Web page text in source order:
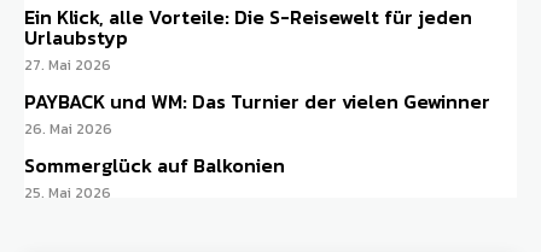
Ein Klick, alle Vorteile: Die S-Reisewelt für jeden
Urlaubstyp
27. Mai 2026
PAYBACK und WM: Das Turnier der vielen Gewinner
26. Mai 2026
Sommerglück auf Balkonien
25. Mai 2026